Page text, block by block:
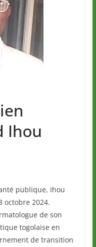
Ihou
publique, Ihou
octobre 2024.
de son
togolaise en
de transition